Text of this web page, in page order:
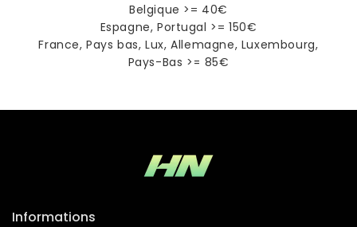
Belgique >= 40€
Espagne, Portugal >= 150€
France, Pays bas, Lux, Allemagne, Luxembourg,
Pays-Bas >= 85€
Informations